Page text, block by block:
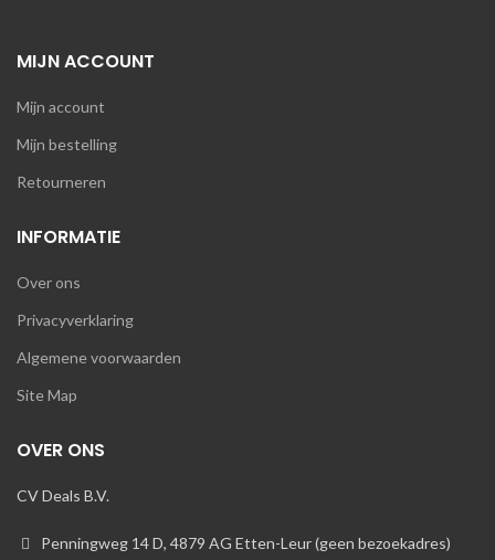
MIJN ACCOUNT
Mijn account
Mijn bestelling
Retourneren
INFORMATIE
Over ons
Privacyverklaring
Algemene voorwaarden
Site Map
OVER ONS
CV Deals B.V.
Penningweg 14 D, 4879 AG Etten-Leur (geen bezoekadres)